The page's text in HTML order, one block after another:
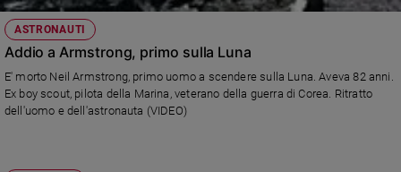
ASTRONAUTI
Addio a Armstrong, primo sulla Luna
E' morto Neil Armstrong, primo uomo a scendere sulla Luna. Aveva 82 anni.
Ex boy scout, pilota della Marina, veterano della guerra di Corea. Ritratto
dell'uomo e dell'astronauta (VIDEO)